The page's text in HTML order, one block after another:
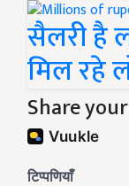
सैलरी है
मिल रहे
Share